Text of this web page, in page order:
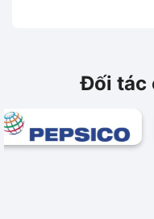
Đối tác